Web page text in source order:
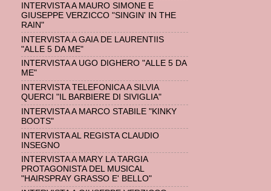
INTERVISTA A MAURO SIMONE E
GIUSEPPE VERZICCO "SINGIN' IN THE
RAIN"
INTERVISTA A GAIA DE LAURENTIIS
"ALLE 5 DA ME"
INTERVISTA A UGO DIGHERO "ALLE 5 DA
ME"
INTERVISTA TELEFONICA A SILVIA
QUERCI "IL BARBIERE DI SIVIGLIA"
INTERVISTA A MARCO STABILE "KINKY
BOOTS"
INTERVISTA AL REGISTA CLAUDIO
INSEGNO
INTERVISTA A MARY LA TARGIA
PROTAGONISTA DEL MUSICAL
"HAIRSPRAY GRASSO E' BELLO"